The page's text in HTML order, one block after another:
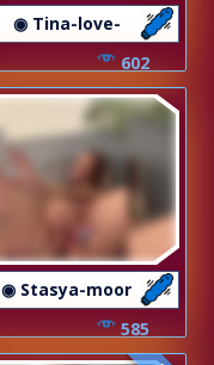
◉ Tina-love-
602
◉ Stasya-moor
585